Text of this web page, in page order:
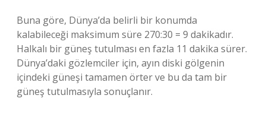
Buna göre, Dünya’da belirli bir konumda
kalabileceği maksimum süre 270:30 = 9 dakikadır.
Halkalı bir güneş tutulması en fazla 11 dakika sürer.
Dünya’daki gözlemciler için, ayın diski gölgenin
içindeki güneşi tamamen örter ve bu da tam bir
güneş tutulmasıyla sonuçlanır.